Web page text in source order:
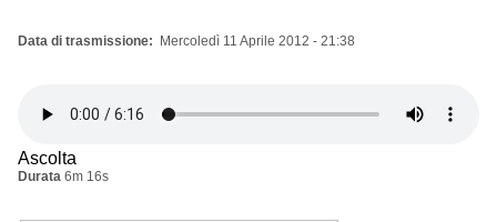
Data di trasmissione Mercoledì 11 Aprile 2012 - 21:38
Ascolta
Durata 6m 16s